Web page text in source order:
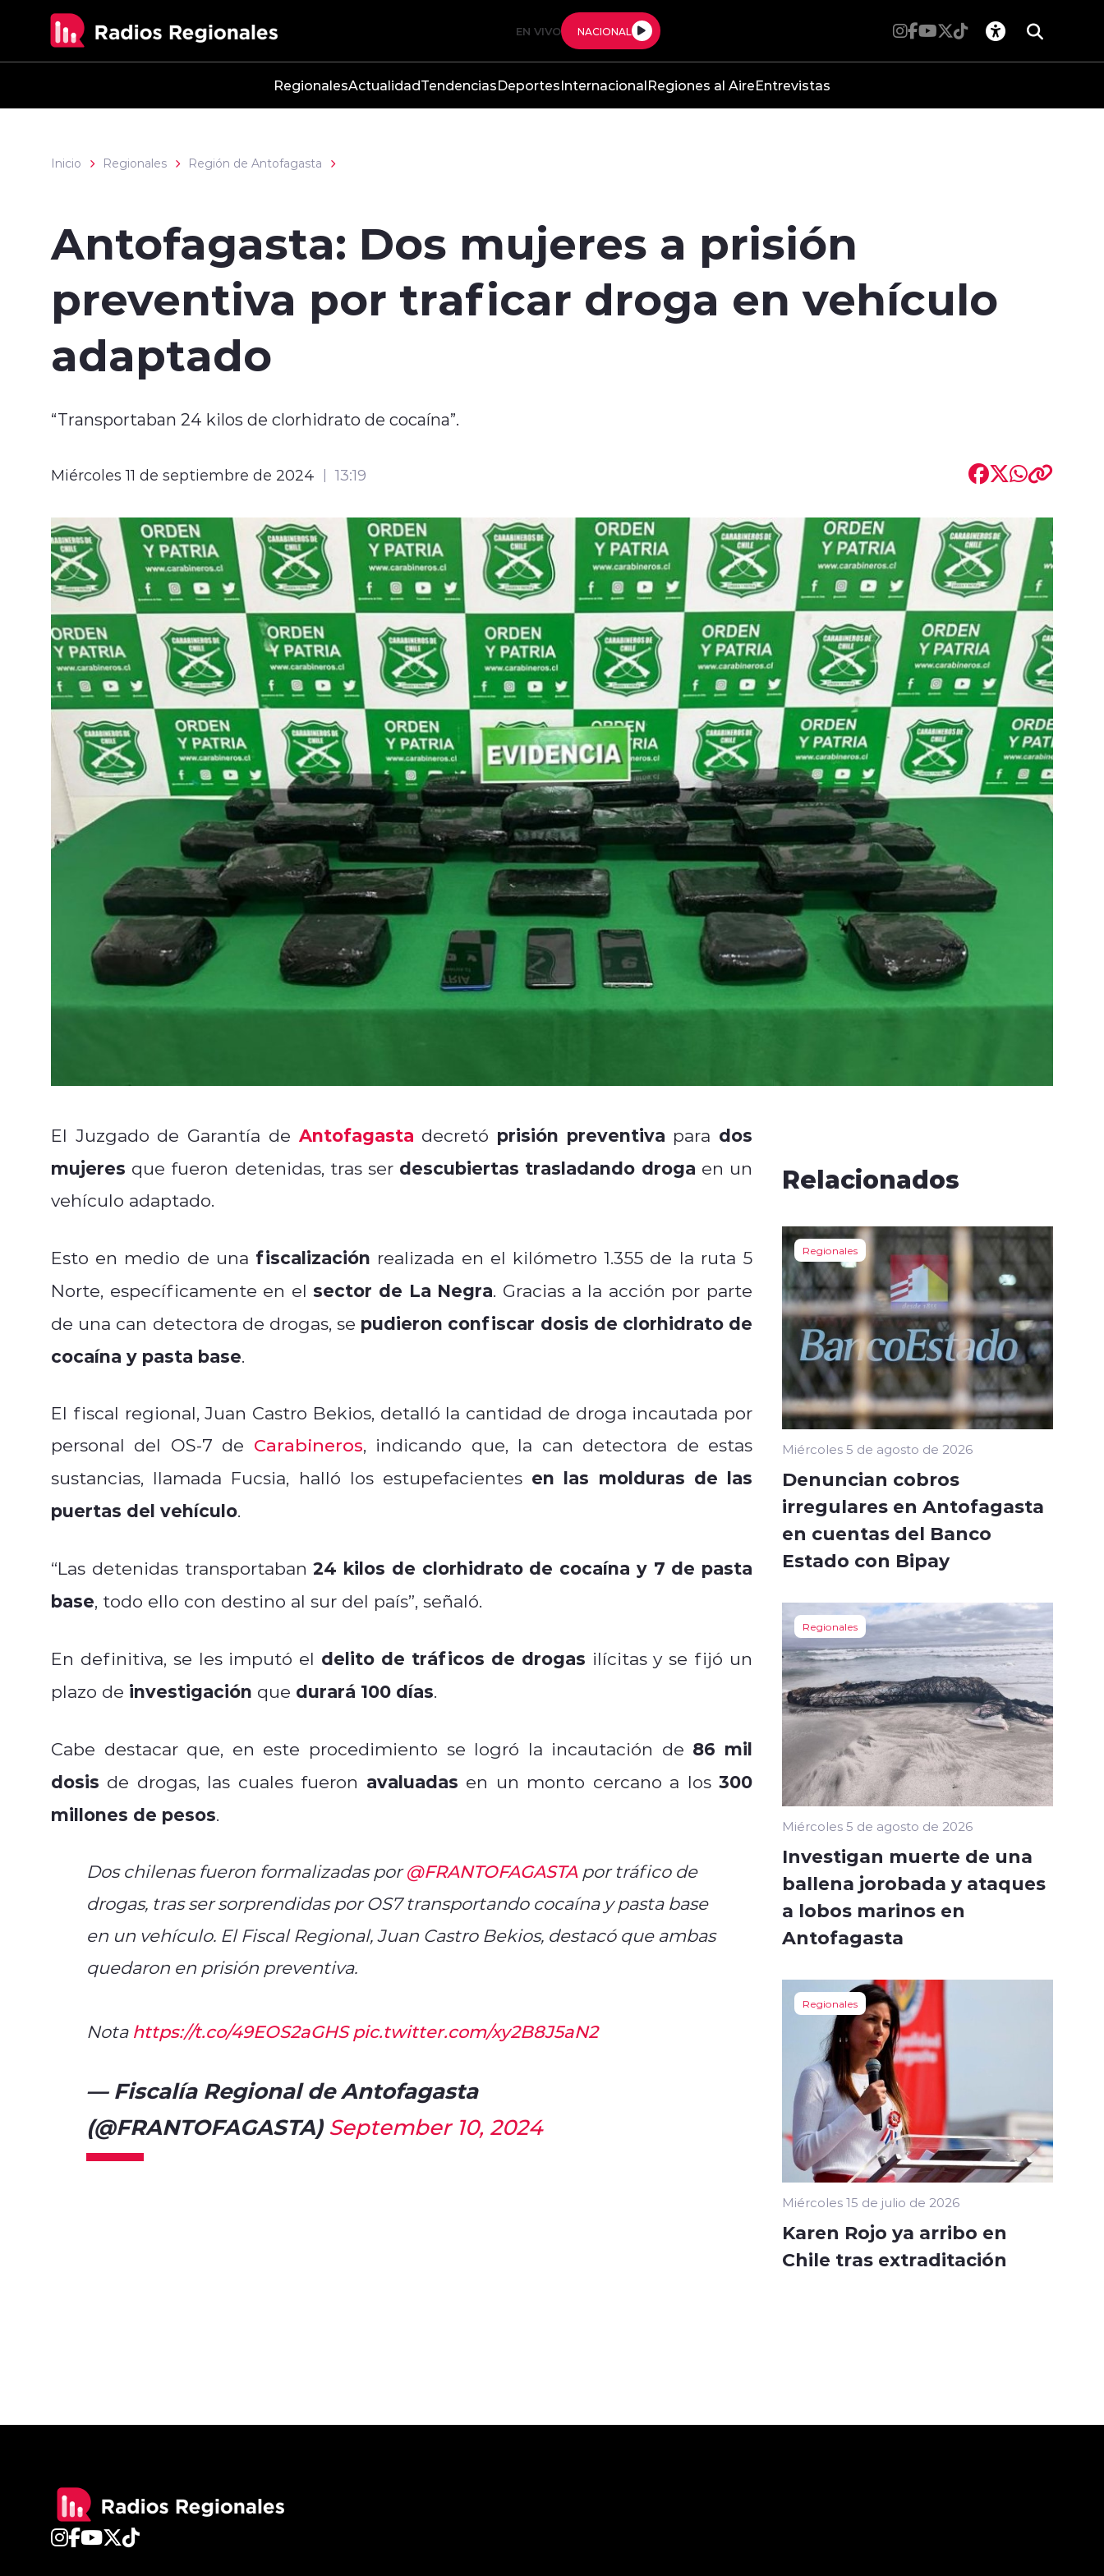
EN VIVO NACIONAL
RegionalesActualidadTendenciasDeportesInternacionalRegiones al AireEntrevistas
Inicio Regionales Región de Antofagasta
Antofagasta: Dos mujeres a prisión
preventiva por traficar droga en vehículo
adaptado
“Transportaban 24 kilos de clorhidrato de cocaína”.
Miércoles 11 de septiembre de 2024 13:19
El Juzgado de Garantía de Antofagasta decretó prisión preventiva para dos
mujeres que fueron detenidas, tras ser descubiertas trasladando droga en un
vehículo adaptado.
Esto en medio de una fiscalización realizada en el kilómetro 1.355 de la ruta 5
Norte, específicamente en el sector de La Negra. Gracias a la acción por parte
de una can detectora de drogas, se pudieron confiscar dosis de clorhidrato de
cocaína y pasta base.
El fiscal regional, Juan Castro Bekios, detalló la cantidad de droga incautada por
personal del OS-7 de Carabineros, indicando que, la can detectora de estas
sustancias, llamada Fucsia, halló los estupefacientes en las molduras de las
puertas del vehículo.
“Las detenidas transportaban24 kilos de clorhidrato de cocaína y 7 de pasta
base, todo ello con destino al sur del país”, señaló.
En definitiva, se les imputó el delito de tráficos de drogas ilícitas y se fijó un
plazo de investigación que durará 100 días.
Cabe destacar que, en este procedimiento se logró la incautación de 86 mil
dosis de drogas, las cuales fueron avaluadas en un monto cercano a los300
millones de pesos.
Dos chilenas fueron formalizadas por@FRANTOFAGASTApor tráfico de
drogas, tras ser sorprendidas por OS7 transportando cocaína y pasta base
en un vehículo. El Fiscal Regional, Juan Castro Bekios, destacó que ambas
quedaron en prisión preventiva.
Nota https://t.co/49EOS2aGHS pic.twitter.com/xy2B8J5aN2
— Fiscalía Regional de Antofagasta
(@FRANTOFAGASTA) September 10, 2024
Relacionados
Regionales
Miércoles 5 de agosto de 2026
Denuncian cobros
irregulares en Antofagasta
en cuentas del Banco
Estado con Bipay
Regionales
Miércoles 5 de agosto de 2026
Investigan muerte de una
ballena jorobada y ataques
a lobos marinos en
Antofagasta
Regionales
Miércoles 15 de julio de 2026
Karen Rojo ya arribo en
Chile tras extraditación